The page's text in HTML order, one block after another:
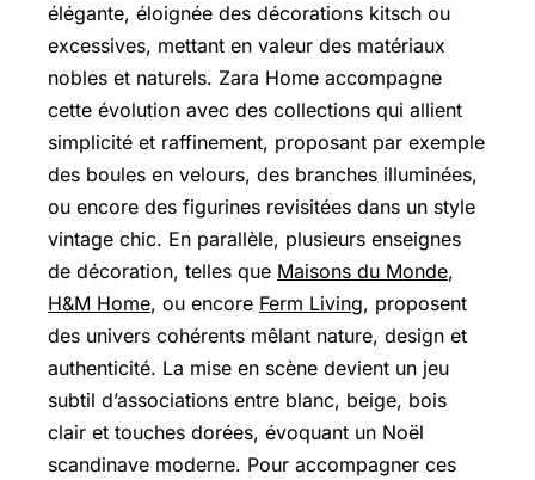
élégante, éloignée des décorations kitsch ou
excessives, mettant en valeur des matériaux
nobles et naturels. Zara Home accompagne
cette évolution avec des collections qui allient
simplicité et raffinement, proposant par exemple
des boules en velours, des branches illuminées,
ou encore des figurines revisitées dans un style
vintage chic. En parallèle, plusieurs enseignes
de décoration, telles que Maisons du Monde,
H&M Home, ou encore Ferm Living, proposent
des univers cohérents mêlant nature, design et
authenticité. La mise en scène devient un jeu
subtil d’associations entre blanc, beige, bois
clair et touches dorées, évoquant un Noël
scandinave moderne. Pour accompagner ces